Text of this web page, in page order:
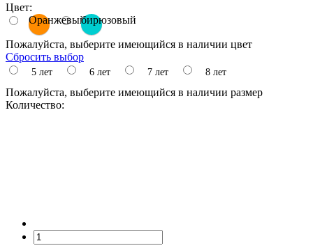
Цвет:
Оранжевыйбирюзовый
Пожалуйста, выберите имеющийся в наличии цвет
Сбросить выбор
5 лет 6 лет 7 лет 8 лет
Пожалуйста, выберите имеющийся в наличии размер
Количество: